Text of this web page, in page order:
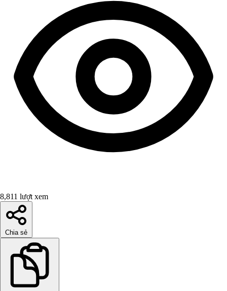
8,811 lượt xem
Chia sẻ